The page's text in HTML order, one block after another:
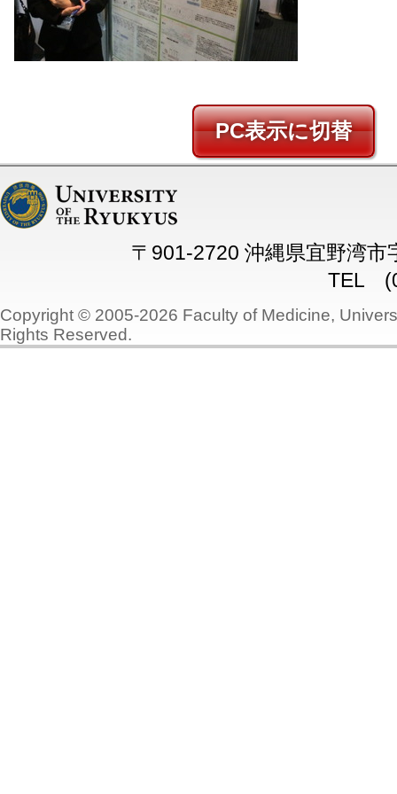
PC
〒901-2720 沖縄県宜野湾市
TEL
Copyright © 2005-2026 Faculty of Medicine,
Rights Reserved.